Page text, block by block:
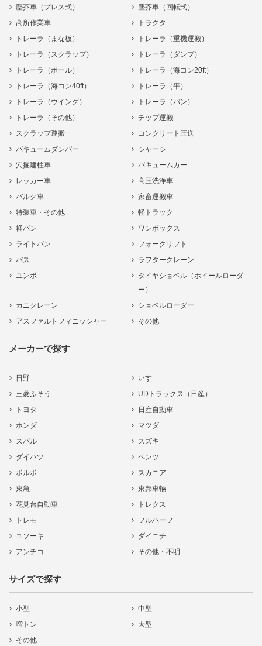
塵芥車（プレス式）
塵芥車（回転式）
高所作業車
トラクタ
トレーラ（まな板）
トレーラ（重機運搬）
トレーラ（スクラップ）
トレーラ（ダンプ）
トレーラ（ポール）
トレーラ（海コン20ft）
トレーラ（海コン40ft）
トレーラ（平）
トレーラ（ウイング）
トレーラ（バン）
トレーラ（その他）
チップ運搬
スクラップ運搬
コンクリート圧送
バキュームダンパー
シャーシ
穴掘建柱車
バキュームカー
レッカー車
高圧洗浄車
バルク車
家畜運搬車
特装車・その他
軽トラック
軽バン
ワンボックス
ライトバン
フォークリフト
バス
ラフタークレーン
ユンボ
タイヤショベル（ホイールローダ
ー）
カニクレーン
ショベルローダー
アスファルトフィニッシャー
その他
メーカーで探す
日野
いすゞ
三菱ふそう
UDトラックス（日産）
トヨタ
日産自動車
ホンダ
マツダ
スバル
スズキ
ダイハツ
ベンツ
ボルボ
スカニア
東急
東邦車輛
花見台自動車
トレクス
トレモ
フルハーフ
ユソーキ
ダイニチ
アンチコ
その他・不明
サイズで探す
小型
中型
増トン
大型
その他